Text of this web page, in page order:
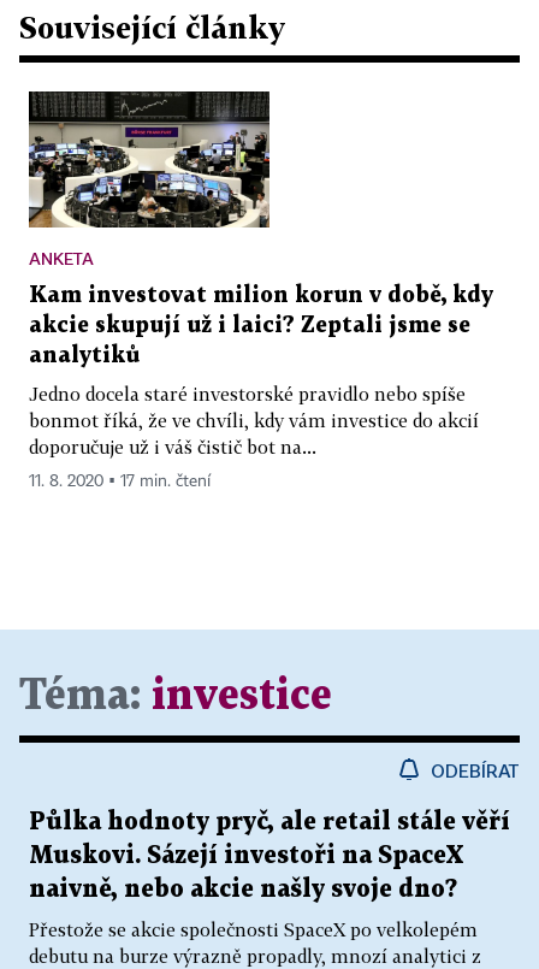
Související články
ANKETA
Kam investovat milion korun v době, kdy
akcie skupují už i laici? Zeptali jsme se
analytiků
Jedno docela staré investorské pravidlo nebo spíše
bonmot říká, že ve chvíli, kdy vám investice do akcií
doporučuje už i váš čistič bot na...
11. 8. 2020 ▪ 17 min. čtení
Téma: investice
ODEBÍRAT
Půlka hodnoty pryč, ale retail stále věří
Muskovi. Sázejí investoři na SpaceX
naivně, nebo akcie našly svoje dno?
Přestože se akcie společnosti SpaceX po velkolepém
debutu na burze výrazně propadly, mnozí analytici z